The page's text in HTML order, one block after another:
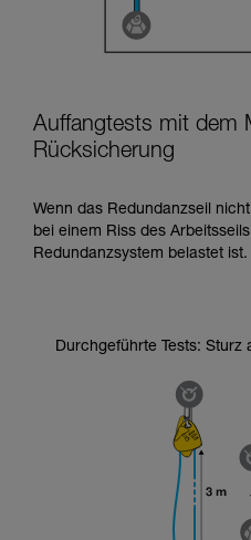
Auffangtests mit dem
Rücksicherung
Wenn das Redundanzseil
bei einem Riss des
Redundanzsystem belastet ist.
Durchgeführte Tests: Sturz